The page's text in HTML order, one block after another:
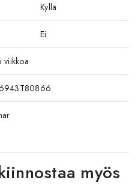
Kyllä
Ei
viikkoa
myös